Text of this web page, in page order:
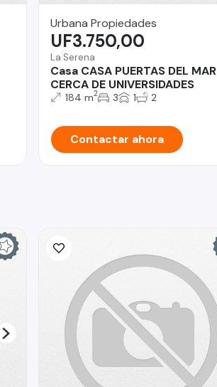
Urbana Propiedades
La Serena
Casa CASA PUERTAS DEL MAR
CERCA DE UNIVERSIDADES
UF3.750,00
184 m2 3 1 2
Contactar ahora